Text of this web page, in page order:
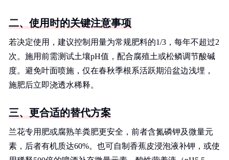
二、使用时的关键注意事项
若决定使用，建议控制用量为常规肥料的1/3，每年不超过2
次。施用前需测试土壤pH值，配合腐殖土或松鳞调节酸碱
度。避免叶面喷施，仅在春秋季根系活跃期沿盆边浅埋，
施肥后立即浇透水稀释。
三、更合适的替代方案
兰花专用肥或腐熟羊粪肥更安全，前者含氮磷钾及微量元
素，后者有机质达60%。也可自制香蕉皮浸泡液补钾，或使